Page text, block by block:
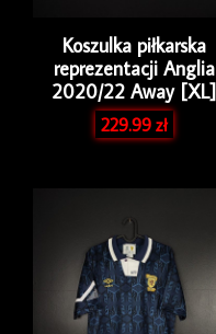
Koszulka piłkarska
reprezentacji Anglia
2020/22 Away [XL]
229.99zł